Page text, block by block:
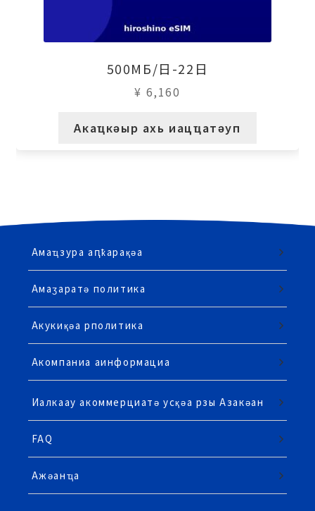
500МБ/日-22日
¥ 6,160
Акаҵкәыр ахь иацҵатәуп
Амаҵзура аԥҟарақәа
Амаӡаратә политика
Акукиқәа рполитика
Акомпаниа аинформациа
Иалкаау акоммерциатә усқәа рзы Азакәан
FAQ
Ажәанҵа